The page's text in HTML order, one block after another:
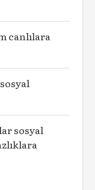
canlılara
sosyal